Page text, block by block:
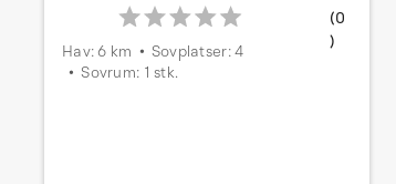
(0
)
Hav: 6 km
Sovplatser: 4
Sovrum: 1 stk.